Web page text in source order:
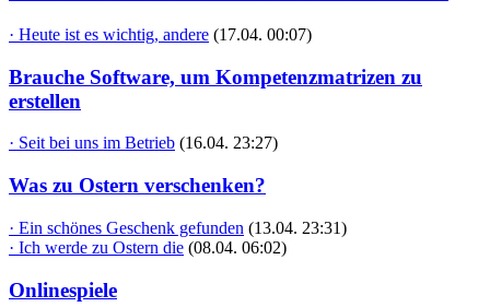
· Heute ist es wichtig, andere (17.04. 00:07)
Brauche Software, um Kompetenzmatrizen zu
erstellen
· Seit bei uns im Betrieb (16.04. 23:27)
Was zu Ostern verschenken?
· Ein schönes Geschenk gefunden (13.04. 23:31)
· Ich werde zu Ostern die (08.04. 06:02)
Onlinespiele